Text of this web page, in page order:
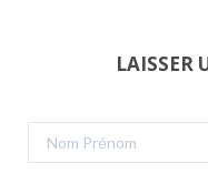
LAISSER